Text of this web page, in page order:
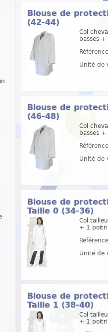
Blouse de
(42-44)
Col
basses
Unité de
Blouse de
(46-48)
Col
basses
Unité de
Blouse de
Taille 0 (34-36)
Col
+ 1
Unité de
Blouse de
Taille 1 (38-40)
Col
+ 1